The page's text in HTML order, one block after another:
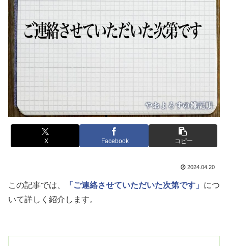
X Facebook コピー
2024.04.20
この記事では、 「ご連絡させていただいた次第です」 につ
いて詳しく紹介します。